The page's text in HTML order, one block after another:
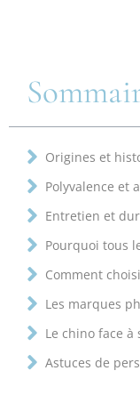
Origines et
Polyvalence et
Entretien et
Pourquoi tous
Comment
Les marques
Le chino face à
Astuces de